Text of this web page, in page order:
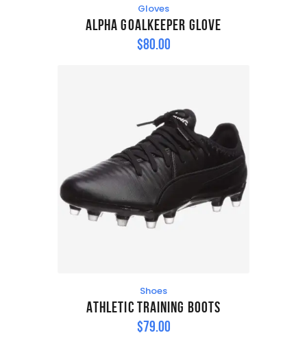
Gloves
Alpha Goalkeeper Glove
$80.00
Shoes
Athletic Training Boots
$79.00